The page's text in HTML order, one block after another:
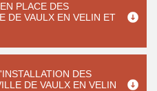
PLACE DES
DE VAULX EN VELIN ET
DES
DE VAULX EN VELIN